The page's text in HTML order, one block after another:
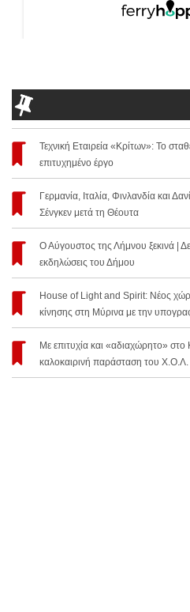
Τεχνική Εταιρεία «Κρίτων»: Το
επιτυχημένο έργο
Γερμανία, Ιταλία, Φινλανδία και
Σένγκεν μετά τη Θέουτα
Ο Αύγουστος της Λήμνου ξεκινά |
εκδηλώσεις του Δήμου
House of Light and Spirit: Νέος
κίνησης στη Μύρινα με την
Με επιτυχία και «αδιαχώρητο»
καλοκαιρινή παράσταση του